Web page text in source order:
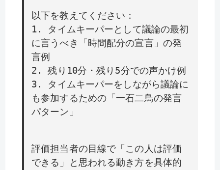
以下を教えてください：
1. タイムキーパーとして議論の最初
に言うべき「時間配分の宣言」の発
言例
2. 残り10分・残り5分での声かけ例
3. タイムキーパーをしながら議論に
も参加するための「一石二鳥の発言
パターン」
評価担当者の目線で「この人は評価
できる」と思われる動き方を具体的